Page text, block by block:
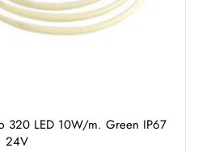
320 LED 10W/m. Green IP67
24V